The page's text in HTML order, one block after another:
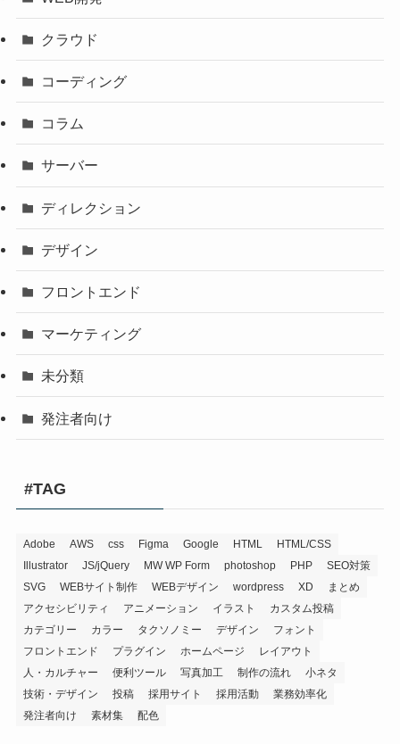
クラウド
コーディング
コラム
サーバー
ディレクション
デザイン
フロントエンド
マーケティング
未分類
発注者向け
#TAG
Adobe AWS css Figma Google HTML
HTML/CSS
Illustrator
JS/jQuery MW WP Form photoshop PHP
SEO対策
SVG
WEBサイト制作 WEBデザイン wordpress XD
まとめ
アクセシビリティ
アニメーション イラスト
カスタム投稿
カテゴリー
カラー タクソノミー デザイン
フォント
フロントエンド
プラグイン ホームページ
レイアウト
人・カルチャー
便利ツール 写真加工 制作の流れ
小ネタ
技術・デザイン
投稿 採用サイト 採用活動
業務効率化
発注者向け
素材集 配色